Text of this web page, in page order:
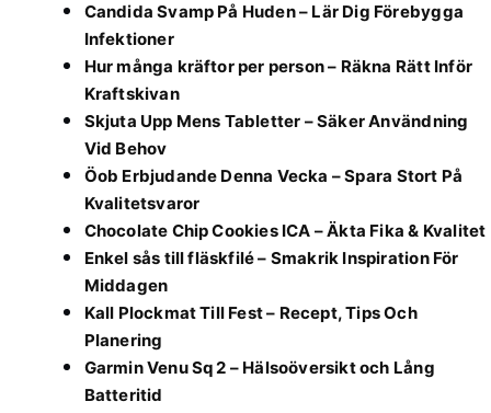
Candida Svamp På Huden – Lär Dig Förebygga
Infektioner
Hur många kräftor per person – Räkna Rätt Inför
Kraftskivan
Skjuta Upp Mens Tabletter – Säker Användning
Vid Behov
Öob Erbjudande Denna Vecka – Spara Stort På
Kvalitetsvaror
Chocolate Chip Cookies ICA – Äkta Fika & Kvalitet
Enkel sås till fläskfilé – Smakrik Inspiration För
Middagen
Kall Plockmat Till Fest – Recept, Tips Och
Planering
Garmin Venu Sq 2 – Hälsoöversikt och Lång
Batteritid